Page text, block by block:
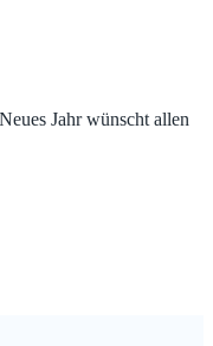
Jahr wünscht allen